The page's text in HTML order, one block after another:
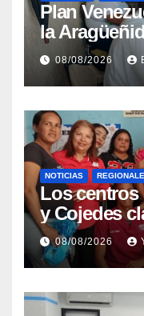
Plan
la
atención
Aragua
08/08/2026
NOTICIAS
Los centros
y Cojedes
Semana
Materna
08/08/2026